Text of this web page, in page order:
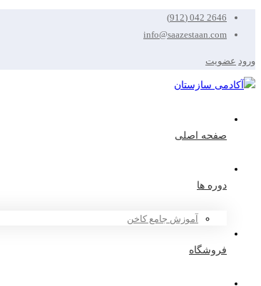
2646 042 (912)
info@saazestaan.com
ورود عضویت
صفحه اصلی
دوره ها
آموزش جامع کاخن
فروشگاه